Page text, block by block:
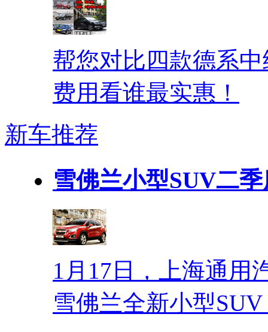
帮您对比四款德系
费用看谁最实惠！
新车推荐
雪佛兰小型SUV二
1月17日，上海通用
雪佛兰全新小型